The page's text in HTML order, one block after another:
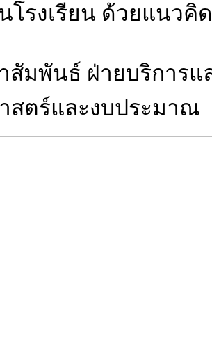
โรงเรียน ด้วยแนวคิ
สัมพันธ์ ฝ่ายบริการแ
สตร์และงบประมาณ